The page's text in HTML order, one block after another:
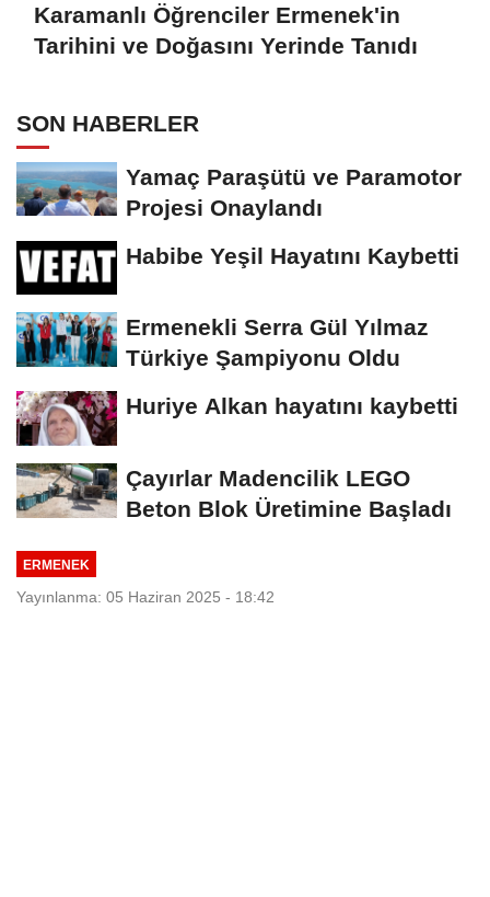
Karamanlı Öğrenciler Ermenek'in
Tarihini ve Doğasını Yerinde Tanıdı
SON HABERLER
Yamaç Paraşütü ve Paramotor
Projesi Onaylandı
Habibe Yeşil Hayatını Kaybetti
Ermenekli Serra Gül Yılmaz
Türkiye Şampiyonu Oldu
Huriye Alkan hayatını kaybetti
Çayırlar Madencilik LEGO
Beton Blok Üretimine Başladı
ERMENEK
Yayınlanma: 05 Haziran 2025 - 18:42